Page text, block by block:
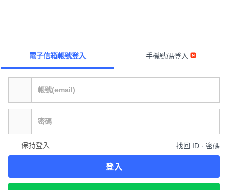
電子信箱帳號登入 手機號碼登入
保持登入 找回 ID ∙ 密碼
登入